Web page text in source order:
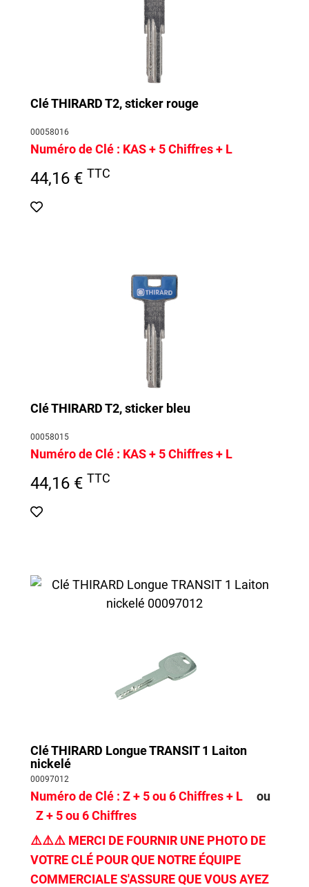
Clé THIRARD T2, sticker rouge
00058016
Numéro de Clé : KAS + 5 Chiffres + L
44,16 € TTC
Clé THIRARD T2, sticker bleu
00058015
Numéro de Clé : KAS + 5 Chiffres + L
44,16 € TTC
Clé THIRARD Longue TRANSIT 1 Laiton
nickelé
00097012
Numéro de Clé : Z + 5 ou 6 Chiffres + L ou
Z + 5 ou 6 Chiffres
⚠️⚠️⚠️ MERCI DE FOURNIR UNE PHOTO DE
VOTRE CLÉ POUR QUE NOTRE ÉQUIPE
COMMERCIALE S'ASSURE QUE VOUS AYEZ